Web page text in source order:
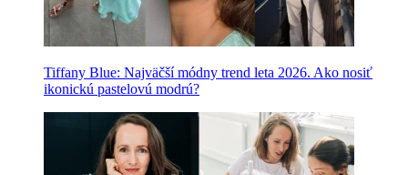
Tiffany Blue: Najväčší módny trend leta 2026. Ako nosiť
ikonickú pastelovú modrú?